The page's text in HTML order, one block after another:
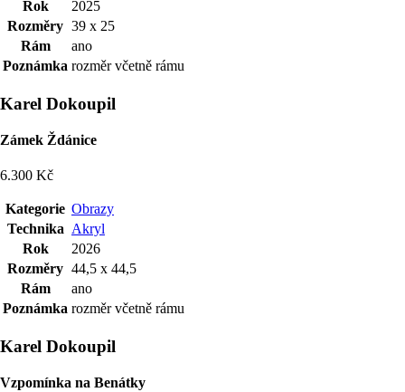
Rok
2025
Rozměry 39 x 25
Rám
ano
Poznámka rozměr včetně rámu
Karel Dokoupil
Zámek Ždánice
6.300 Kč
Kategorie Obrazy
Technika Akryl
Rok
2026
Rozměry 44,5 x 44,5
Rám
ano
Poznámka rozměr včetně rámu
Karel Dokoupil
Vzpomínka na Benátky